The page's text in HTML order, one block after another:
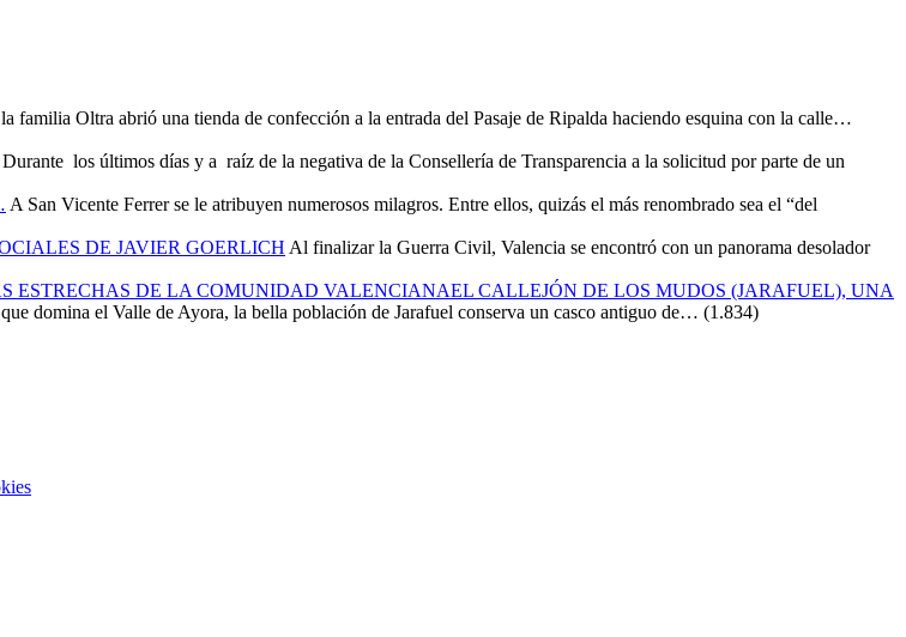
familia Oltra abrió una tienda de confección a la entrada del Pasaje de Ripalda haciendo esquina con la calle…
Durante los últimos días y a raíz de la negativa de la Consellería de Transparencia a la solicitud por parte de un
A San Vicente Ferrer se le atribuyen numerosos milagros. Entre ellos, quizás el más renombrado sea el “del
DE JAVIER GOERLICH Al finalizar la Guerra Civil, Valencia se encontró con un panorama desolador
EL CALLEJÓN DE LOS MUDOS (JARAFUEL), UNA
domina el Valle de Ayora, la bella población de Jarafuel conserva un casco antiguo de… (1.834)